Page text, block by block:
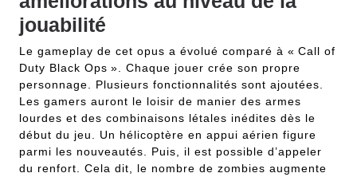
jouabilité
Le gameplay de cet opus a évolué comparé à « Call of
Duty Black Ops ». Chaque jouer crée son propre
personnage. Plusieurs fonctionnalités sont ajoutées.
Les gamers auront le loisir de manier des armes
lourdes et des combinaisons létales inédites dès le
début du jeu. Un hélicoptère en appui aérien figure
parmi les nouveautés. Puis, il est possible d’appeler
du renfort. Cela dit, le nombre de zombies augmente